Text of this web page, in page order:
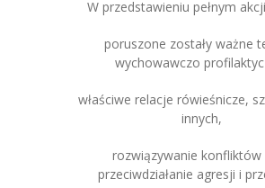
W przedstawieniu pełnym
poruszone zostały ważne
wychowawczo
właściwe relacje rówieśnicze,
innych,
rozwiązywanie konfliktów
przeciwdziałanie agresji i